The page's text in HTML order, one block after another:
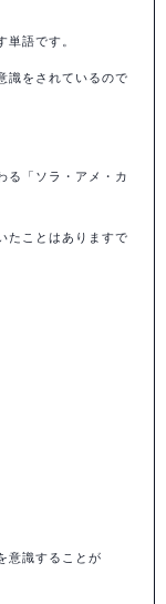
語です。
識をされているので
る「ソラ・アメ・カ
たことはありますで
意識することが